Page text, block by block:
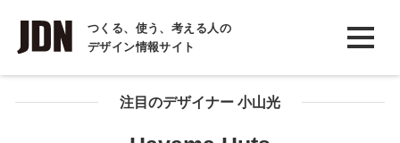
つくる、使う、考える人の
デザイン情報サイト
INTERVIEW
インタビュー
REPORT注目のデザイナー 小山光